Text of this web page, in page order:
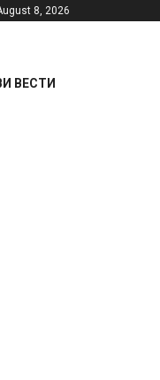
8, 2026
ВЕСТИ